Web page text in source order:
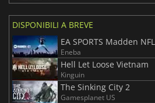
DISPONIBILI A BREVE
EA SPORTS Madden
Eneba
Hell Let Loose Vietnam
Kinguin
The Sinking City 2
Gamesplanet US